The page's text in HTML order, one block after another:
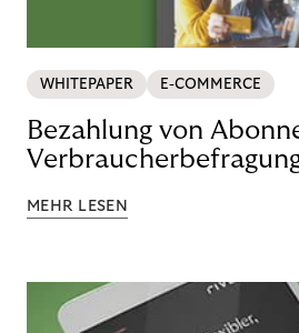
WHITEPAPER E-COMMERCE
Bezahlung von
MEHR LESEN